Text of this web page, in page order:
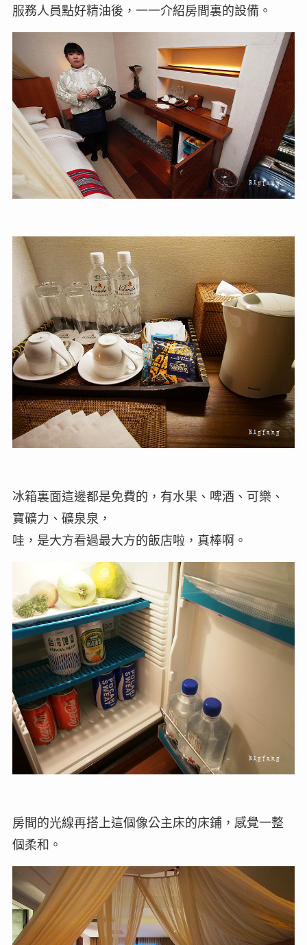
服務人員點好精油後，一一介紹房間裏的設備。
冰箱裏面這邊都是免費的，有水果、啤酒、可樂、
寶礦力、礦泉泉，
哇，是大方看過最大方的飯店啦，真棒啊。
房間的光線再搭上這個像公主床的床鋪，感覺一整
個柔和。